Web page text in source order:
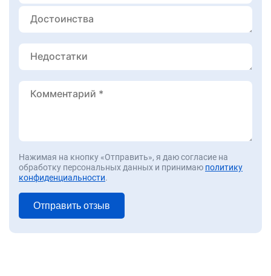
Нажимая на кнопку «Отправить», я даю согласие на
обработку персональных данных и принимаю политику
конфиденциальности.
Отправить отзыв